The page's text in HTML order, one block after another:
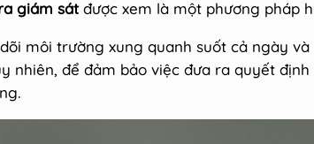
giám sátđược xem là một phương pháp
môi trường xung quanh suốt cả ngày
nhiên, để đảm bảo việc đưa ra quyết